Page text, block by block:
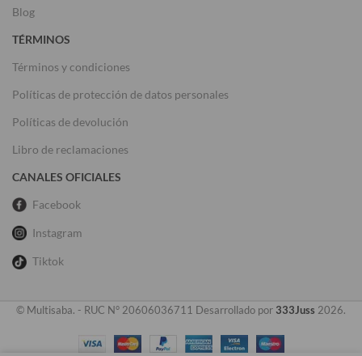
Blog
TÉRMINOS
Términos y condiciones
Políticas de protección de datos personales
Políticas de devolución
Libro de reclamaciones
CANALES OFICIALES
Facebook
Instagram
Tiktok
© Multisaba. - RUC N° 20606036711 Desarrollado por 333Juss 2026.